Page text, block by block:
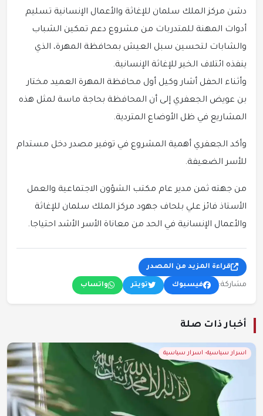
دشن مركز الملك سلمان للإغاثة والأعمال الإنسانية تسليم
أدوات المهنة للمتدربات من مشروع دعم تمكين الشباب
والشابات لتحسين سبل العيش بمحافظة المهرة، الذي
ينفذه ائتلاف الخير للإغاثة الإنسانية.
وأثناء الحفل أشار وكيل أول محافظة المهرة العميد مختار
بن عويض الجعفري إلى أن المحافظة بحاجة ماسة لمثل هذه
المشاريع في ظل الأوضاع المتردية.
وأكد الجعفري أهمية المشروع في توفير مصدر دخل مستدام
للأسر الضعيفة.
من جهته ثمن مدير عام مكتب الشؤون الاجتماعية والعمل
الأستاذ فائز علي بلحاف جهود مركز الملك سلمان للإغاثة
والأعمال الإنسانية في الحد من معاناة الأسر الأشد احتياجا.
قراءة المزيد من المصدر
مشاركة: فيسبوك تويتر واتساب
أخبار ذات صلة
اسرار سياسية- اسرار سياسية